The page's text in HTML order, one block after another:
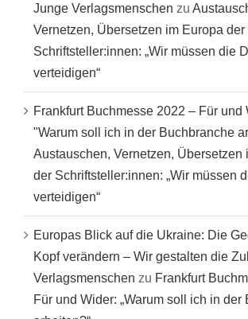
Junge Verlagsmenschen zu
Vernetzen, Übersetzen im Europa der
Schriftsteller:innen: „Wir müssen die
verteidigen“
Frankfurt Buchmesse 2022 – Für und
"Warum soll ich in der Buchbranche
Austauschen, Vernetzen, Übersetzen
der Schriftsteller:innen: „Wir müssen
verteidigen“
Europas Blick auf die Ukraine: Die
Kopf verändern – Wir gestalten die
Verlagsmenschen zu Frankfurt
Für und Wider: „Warum soll ich in der